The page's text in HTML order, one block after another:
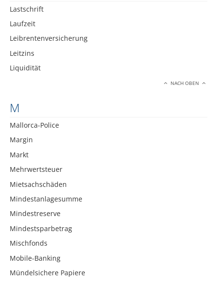
Lastschrift
Laufzeit
Leibrentenversicherung
Leitzins
Liquidität
NACH OBEN
M
Mallorca-Police
Margin
Markt
Mehrwertsteuer
Mietsachschäden
Mindestanlagesumme
Mindestreserve
Mindestsparbetrag
Mischfonds
Mobile-Banking
Mündelsichere Papiere